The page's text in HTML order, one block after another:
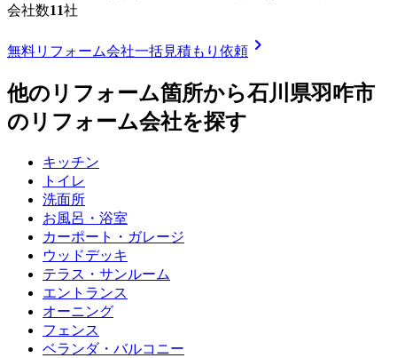
会社数11社
無料リフォーム会社一括見積もり依頼 chevron_right
他のリフォーム箇所から石川県羽咋市
のリフォーム会社を探す
キッチン
トイレ
洗面所
お風呂・浴室
カーポート・ガレージ
ウッドデッキ
テラス・サンルーム
エントランス
オーニング
フェンス
ベランダ・バルコニー